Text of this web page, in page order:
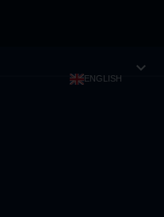
ENGLISH expand_more